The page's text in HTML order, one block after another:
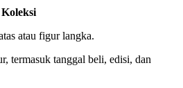
atau figur langka.
termasuk tanggal beli, edisi, dan